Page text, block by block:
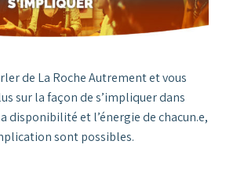
de La Roche Autrement et vous
sur la façon de s’impliquer dans
disponibilité et l’énergie de chacun.e,
sont possibles.